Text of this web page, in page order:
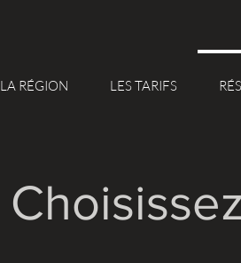
LA RÉGION LES TARIFS